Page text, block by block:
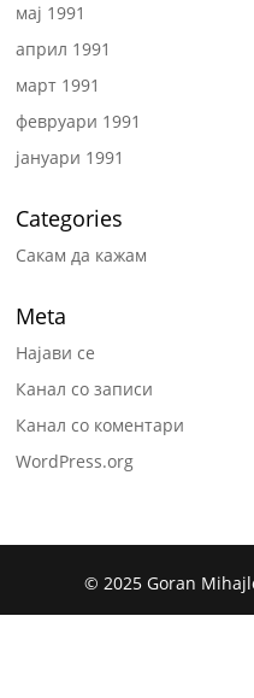
мај 1991
април 1991
март 1991
февруари 1991
јануари 1991
Categories
Сакам да кажам
Meta
Најави се
Канал со записи
Канал со коментари
WordPress.org
© 2025 Goran